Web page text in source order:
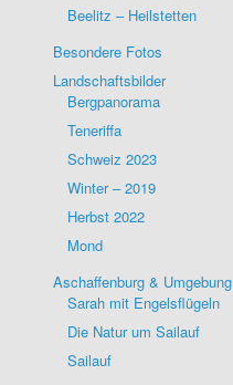
Beelitz – Heilstetten
Besondere Fotos
Landschaftsbilder
Bergpanorama
Teneriffa
Schweiz 2023
Winter – 2019
Herbst 2022
Mond
Aschaffenburg & Umgebung
Sarah mit Engelsflügeln
Die Natur um Sailauf
Sailauf